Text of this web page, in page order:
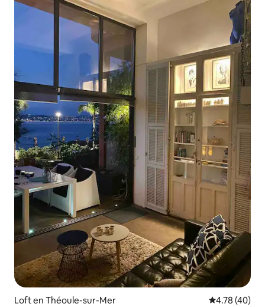
Loft en Théoule-sur-Mer Calificación
4.78 (40)